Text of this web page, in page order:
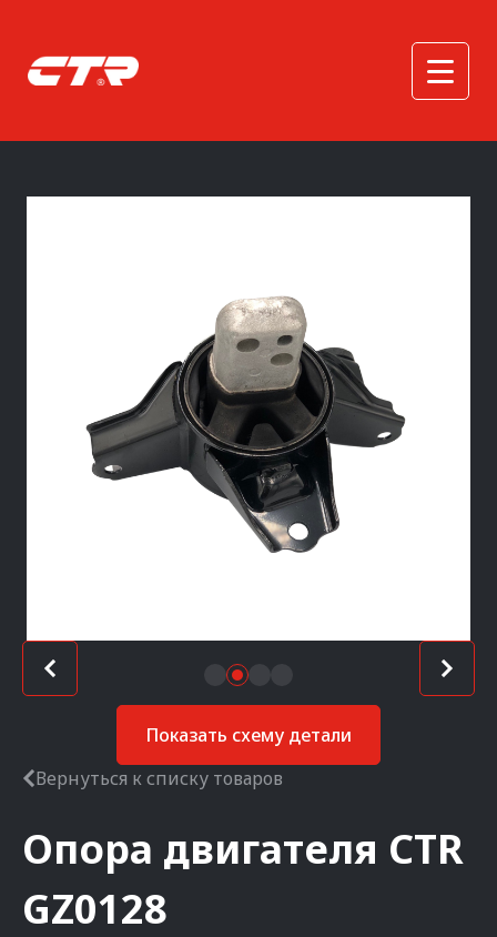
Показать схему детали
Вернуться к списку товаров
Опора двигателя CTR
GZ0128